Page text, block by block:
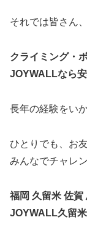
それでは皆さん
クライミング・
JOYWALLなら
長年の経験をい
ひとりでも、お
みんなでチャレ
福岡 久留米 佐賀
JOYWALL久留米